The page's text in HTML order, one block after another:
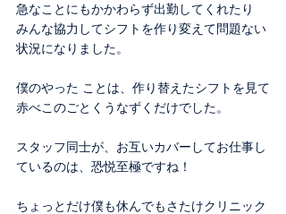
急なことにもかかわらず出勤してくれたり
みんな協力してシフトを作り変えて問題ない
状況になりました。
僕のやった ことは、作り替えたシフトを見て
赤べこのごとくうなずくだけでした。
スタッフ同士が、お互いカバーしてお仕事し
ているのは、恐悦至極ですね！
ちょっとだけ僕も休んでもさたけクリニック